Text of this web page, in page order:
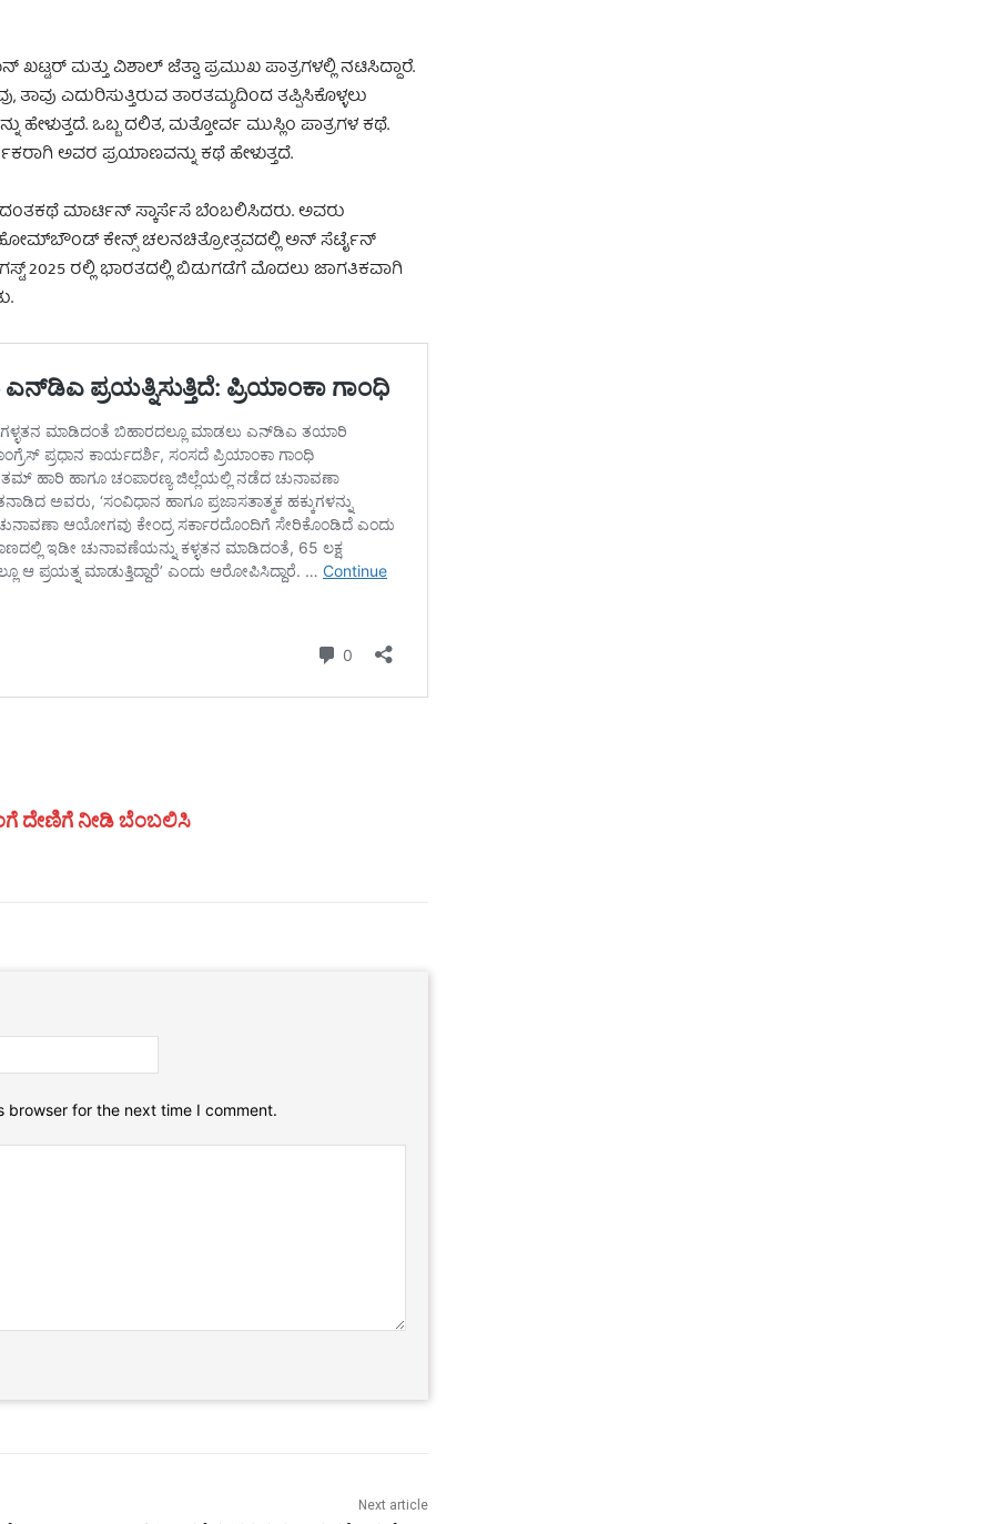
ಮತ್ತು ವಿಶಾಲ್ ಜೆತ್ವಾ ಪ್ರಮುಖ ಪಾತ್ರಗಳಲ್ಲಿ ನಟಿಸಿದ್ದಾರೆ.
ಎದುರಿಸುತ್ತಿರುವ ತಾರತಮ್ಯದಿಂದ ತಪ್ಪಿಸಿಕೊಳ್ಳಲು
ಒಬ್ಬ ದಲಿತ, ಮತ್ತೋರ್ವ ಮುಸ್ಲಿಂ ಪಾತ್ರಗಳ ಕಥೆ.
ಅವರ ಪ್ರಯಾಣವನ್ನು ಕಥೆ ಹೇಳುತ್ತದೆ.
ಮಾರ್ಟಿನ್ ಸ್ಕಾರ್ಸೆಸೆ ಬೆಂಬಲಿಸಿದರು. ಅವರು
ಕೇನ್ಸ್ ಚಲನಚಿತ್ರೋತ್ಸವದಲ್ಲಿ ಅನ್ ಸೆರ್ಟೈನ್
2025 ರಲ್ಲಿ ಭಾರತದಲ್ಲಿ ಬಿಡುಗಡೆಗೆ ಮೊದಲು ಜಾಗತಿಕವಾಗಿ
ದೇಣಿಗೆ ನೀಡಿ ಬೆಂಬಲಿಸಿ
browser for the next time I comment.
Next article